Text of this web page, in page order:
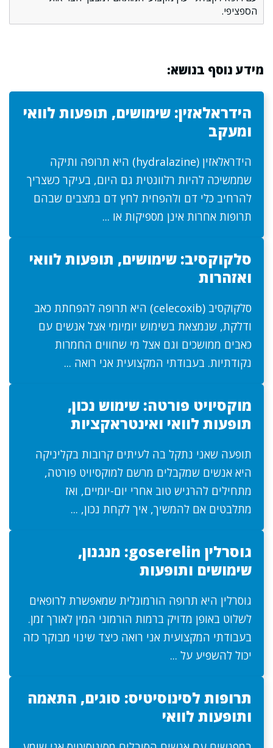
הספציפי.
מידע נוסף בנושא:
הידראלאזין: שימושים, תופעות לוואי
ומעקב
הידראלאזין (hydralazine) היא תרופה ותיקה
שממשיכה להיות רלוונטית גם היום, בעיקר כשצריך
להרחיב כלי דם ולהפחית לחץ דם במצבים שבהם
תרופות אחרות אינן מספיקות או ...
סלקוקסיב: שימושים, תופעות לוואי
ואזהרות
סלקוקסיב (celecoxib) היא תרופה להפחתת כאב
ודלקת, שנמצאת בשימוש יומיומי אצל אנשים עם
כאבים ממושכים וגם אצל מי שחווים החמרות
נקודתיות. בעבודתי המקצועית אני רואה ...
מוקסיויט פורטה: שימוש נכון,
תופעות לוואי ואינטראקציות
תופעה שאני נתקל בה לעיתים קרובות בקליניקה
היא אנשים שמקבלים מרשם למוקסיויט פורטה,
מתחילים להרגיש טוב אחרי יום-יומיים, ואז
מתלבטים אם להמשיך, איך לקחת נכון, ...
גוסרלין goserelin: מנגנון,
שימושים ותופעות
גוסרלין היא תרופה הורמונלית שמאפשרת לרופאים
לשלוט באופן מדויק ברמות הורמוני המין לאורך זמן.
בעבודתי המקצועית אני רואה כיצד שינוי מבוקר כזה
יכול להשפיע על ...
תרופות לסינוסיטיס: סוגים, התאמה
ותופעות לוואי